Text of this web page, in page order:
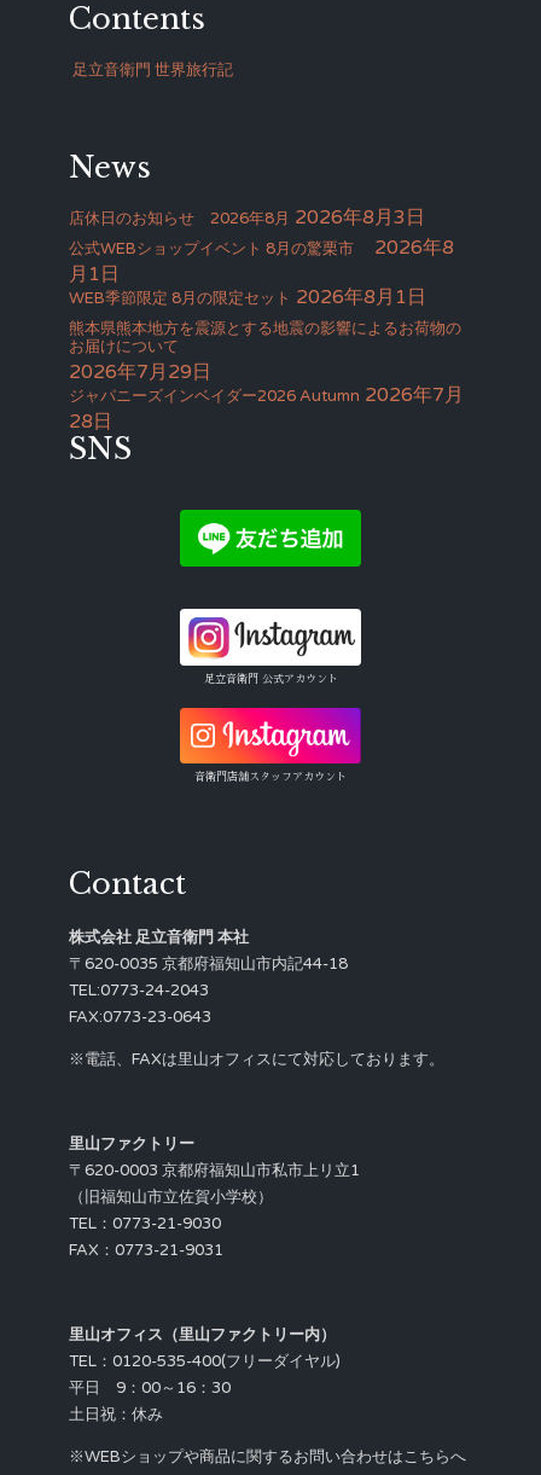
Contents
足立音衛門 世界旅行記
News
店休日のお知らせ 2026年8月 2026年8月3日
公式WEBショップイベント 8月の驚栗市
2026年8
月1日
WEB季節限定 8月の限定セット 2026年8月1日
熊本県熊本地方を震源とする地震の影響によるお荷物の
お届けについて
2026年7月29日
ジャパニーズインベイダー2026 Autumn 2026年7月
28日
SNS
足立音衛門 公式アカウント
音衛門店舗スタッフアカウント
Contact
株式会社 足立音衛門 本社
〒620-0035 京都府福知山市内記44-18
TEL:0773-24-2043
FAX:0773-23-0643
※電話、FAXは里山オフィスにて対応しております。
里山ファクトリー
〒620-0003 京都府福知山市私市上リ立1
（旧福知山市立佐賀小学校）
TEL：0773-21-9030
FAX：0773-21-9031
里山オフィス（里山ファクトリー内）
TEL：0120-535-400(フリーダイヤル)
平日 9：00～16：30
土日祝：休み
※WEBショップや商品に関するお問い合わせはこちらへ